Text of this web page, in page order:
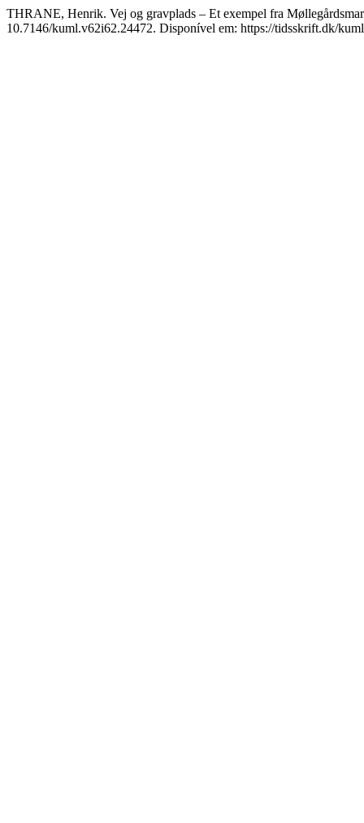
THRANE, Henrik. Vej og gravplads – Et exempel fra
10.7146/kuml.v62i62.24472. Disponível em: https://tidsskrift.dk/